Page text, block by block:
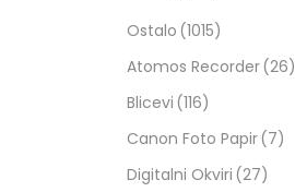
Ostalo (1015)
Atomos Recorder(26)
Blicevi (116)
Canon Foto Papir(7)
Digitalni Okviri (27)